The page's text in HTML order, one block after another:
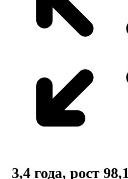
3,4 года, рост